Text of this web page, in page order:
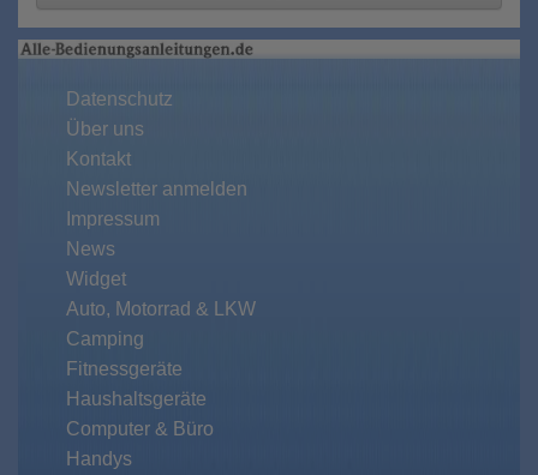
Datenschutz
Über uns
Kontakt
Newsletter anmelden
Impressum
News
Widget
Auto, Motorrad & LKW
Camping
Fitnessgeräte
Haushaltsgeräte
Computer & Büro
Handys